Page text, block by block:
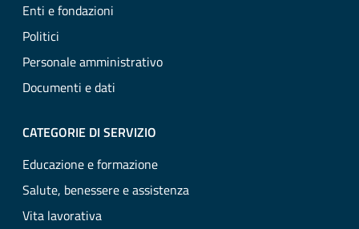
Enti e fondazioni
Politici
Personale amministrativo
Documenti e dati
CATEGORIE DI SERVIZIO
Educazione e formazione
Salute, benessere e assistenza
Vita lavorativa